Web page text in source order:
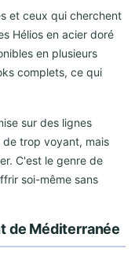
et ceux qui cherchent
Hélios en acier doré
en plusieurs
complets, ce qui
sur des lignes
de trop voyant, mais
C'est le genre de
soi-même sans
de Méditerranée